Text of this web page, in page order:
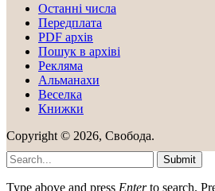
Останні числа
Передплата
PDF aрхів
Пошук в архіві
Рекляма
Альманахи
Веселка
Книжки
Copyright © 2026, Свобода.
Submit
Type above and press Enterto search.